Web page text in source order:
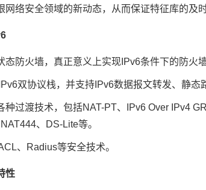
网络安全领域的新动态，从而保证特征库的及
态防火墙，真正意义上实现IPv6条件下的防火
双协议栈，并支持IPv6数据报文转发、静态
种过渡技术，包括NAT-PT、IPv6 Over IPv4
、DS-Lite等。
、Radius等安全技术。
性